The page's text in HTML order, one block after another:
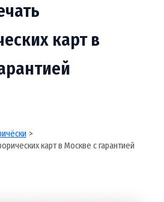
карт в
карт в Москве с гарантией